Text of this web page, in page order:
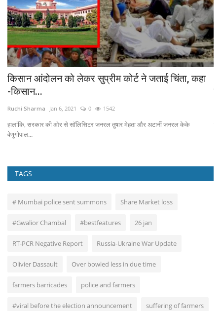
किसान आंदोलन को लेकर सुप्रीम कोर्ट ने जताई चिंता, कहा
-किसान...
Ruchi Sharma Jan 6, 2021 0 1542
हालांकि, सरकार की ओर से सॉलिसिटर जनरल तुषार मेहता और अटार्नी जनरल केके
वेणुगोपाल...
TAGS
# Mumbai police sent summons Share Market loss
#Gwalior Chambal #bestfeatures 26 jan
RT-PCR Negative Report Russia-Ukraine War Update
Olivier Dassault Over bowled less in due time
farmers barricades police and farmers
#viral before the election announcement suffering of farmers